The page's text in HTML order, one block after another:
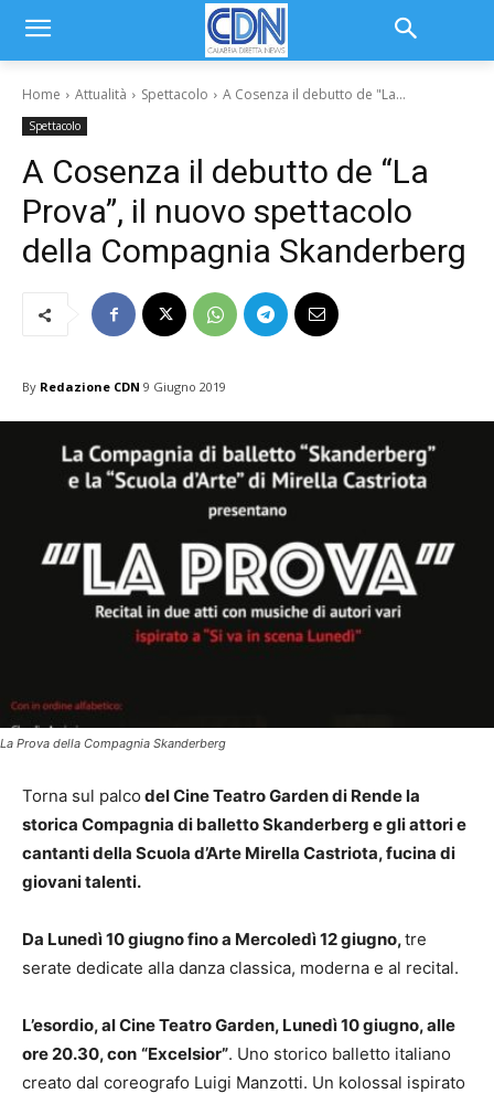
Home Attualità Spettacolo A Cosenza il debutto de "La...
Spettacolo
A Cosenza il debutto de “La
Prova”, il nuovo spettacolo
della Compagnia Skanderberg
By Redazione CDN 9 Giugno 2019
La Prova della Compagnia Skanderberg
Torna sul palco del Cine Teatro Garden di Rende la
storica Compagnia di balletto Skanderberg e gli attori e
cantanti della Scuola d’Arte Mirella Castriota, fucina di
giovani talenti.
Da Lunedì 10 giugno fino a Mercoledì 12 giugno,tre
serate dedicate alla danza classica, moderna e al recital.
L’esordio, al Cine Teatro Garden, Lunedì 10 giugno, alle
ore 20.30, con “Excelsior”. Uno storico balletto italiano
creato dal coreografo Luigi Manzotti. Un kolossal ispirato